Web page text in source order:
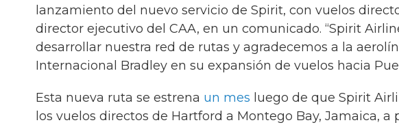
lanzamiento del nuevo servicio de Spirit, con vuelos
director ejecutivo del CAA, en un comunicado. “Spirit
desarrollar nuestra red de rutas y agradecemos a la
Internacional Bradley en su expansión de vuelos hacia
Esta nueva ruta se estrena un mes luego de que Spirit
los vuelos directos de Hartford a Montego Bay, Jamaica, a